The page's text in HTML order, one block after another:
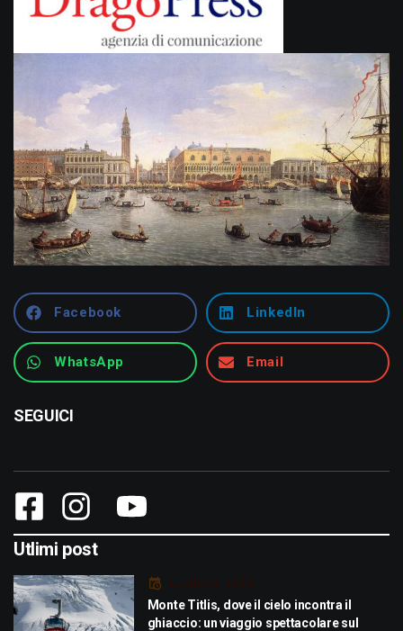
Facebook LinkedIn
WhatsApp Email
SEGUICI
Utlimi post
Luglio 29, 2026
Monte Titlis, dove il cielo incontra il
ghiaccio: un viaggio spettacolare sul